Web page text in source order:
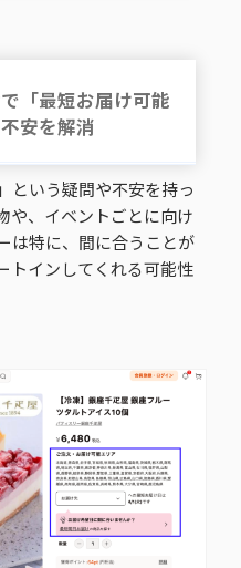
「最短お届け可能
安を解消
という疑問や不安を持っ
や、イベントごとに向け
は特に、間に合うことが
トインしてくれる可能性